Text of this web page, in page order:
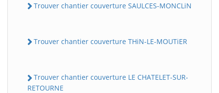
Trouver chantier couverture SAULCES-MONCLiN
Trouver chantier couverture THiN-LE-MOUTiER
Trouver chantier couverture LE CHATELET-SUR-
RETOURNE